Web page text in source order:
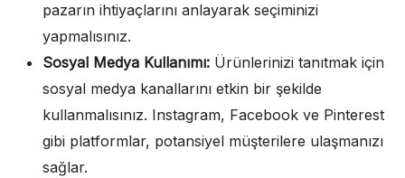
pazarın ihtiyaçlarını anlayarak seçiminizi
yapmalısınız.
Sosyal Medya Kullanımı: Ürünlerinizi tanıtmak için
sosyal medya kanallarını etkin bir şekilde
kullanmalısınız. Instagram, Facebook ve Pinterest
gibi platformlar, potansiyel müşterilere ulaşmanızı
sağlar.